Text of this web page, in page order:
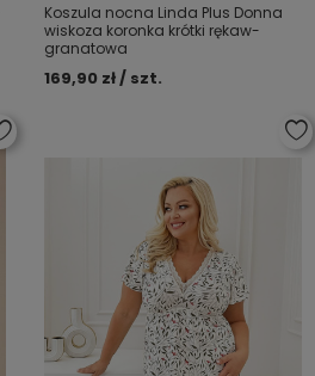
Koszula nocna Linda Plus Donna
wiskoza koronka krótki rękaw-
granatowa
169,90 zł / szt.